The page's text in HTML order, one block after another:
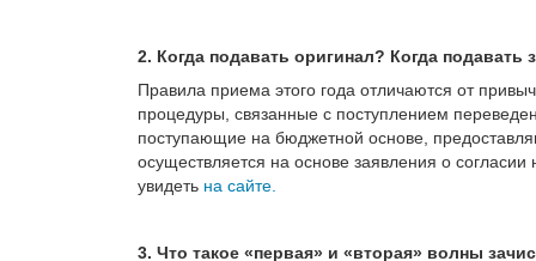
2. Когда подавать оригинал? Когда подавать
Правила приема этого года отличаются от
процедуры, связанные с поступлением
поступающие на бюджетной основе,
осуществляется на основе заявления о
увидеть на сайте.
3. Что такое «первая» и «вторая» волны